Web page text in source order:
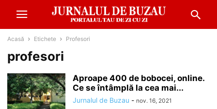
Acasă Etichete Profesori
profesori
Aproape 400 de bobocei, online.
Ce se întâmplă la cea mai...
Jurnalul de Buzau - nov. 16, 2021